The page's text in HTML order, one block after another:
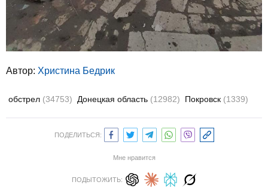
Автор: Христина Бедрик
обстрел (34753) Донецкая область (12982) Покровск (1339)
ПОДЕЛИТЬСЯ:
Мне нравится
ПОДЫТОЖИТЬ: